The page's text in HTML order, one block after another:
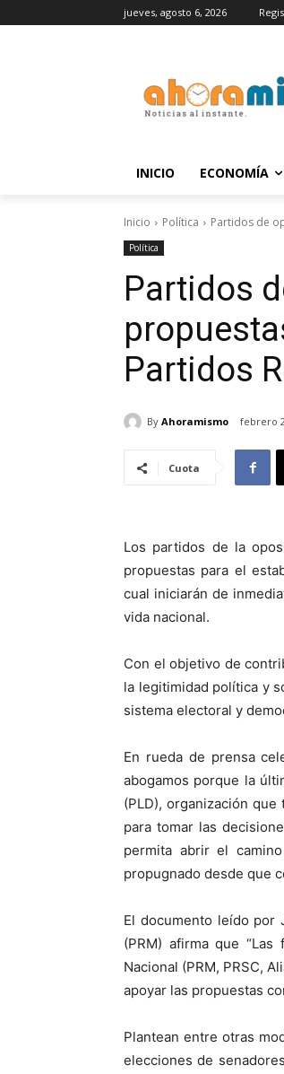
jueves, agosto 6, 2026
INICIO ECONOMÍA
Inicio Política Partidos de
Política
Partidos
Partidos
By Ahoramismo febrero
Cuota
Los partidos de la
propuestas para el
cual iniciarán de
vida nacional.
Con el objetivo de
la legitimidad política y
sistema electoral y
En rueda de prensa
abogamos porque la
(PLD), organización
para tomar las
permita abrir el
propugnado desde que
El documento leído por
(PRM) afirma que
Nacional (PRM, PRSC,
apoyar las propuestas
Plantean entre otras
elecciones de